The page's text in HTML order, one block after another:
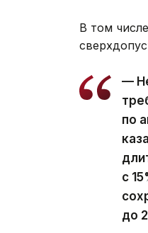
В том
—
по
с
до